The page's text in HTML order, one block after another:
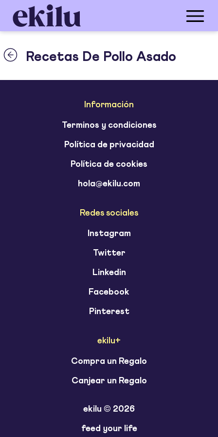
Recetas De Pollo Asado
Información
Terminos y condiciones
Política de privacidad
Política de cookies
hola@ekilu.com
Redes sociales
Instagram
Twitter
Linkedin
Facebook
Pinterest
ekilu+
Compra un Regalo
Canjear un Regalo
ekilu © 2026
feed your life